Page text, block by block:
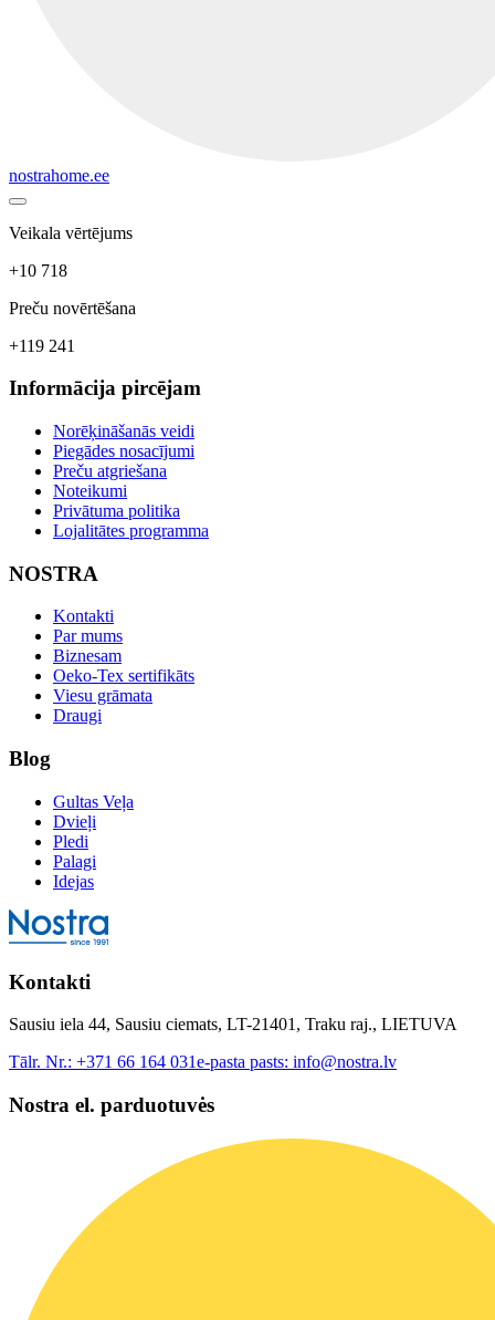
nostrahome.ee
Veikala vērtējums
+10 718
Preču novērtēšana
+119 241
Informācija pircējam
Norēķināšanās veidi
Piegādes nosacījumi
Preču atgriešana
Noteikumi
Privātuma politika
Lojalitātes programma
NOSTRA
Kontakti
Par mums
Biznesam
Oeko-Tex sertifikāts
Viesu grāmata
Draugi
Blog
Gultas Veļa
Dvieļi
Pledi
Palagi
Idejas
Kontakti
Sausiu iela 44, Sausiu ciemats, LT-21401, Traku raj., LIETUVA
Tālr. Nr.: +371 66 164 031e-pasta pasts: info@nostra.lv
Nostra el. parduotuvės